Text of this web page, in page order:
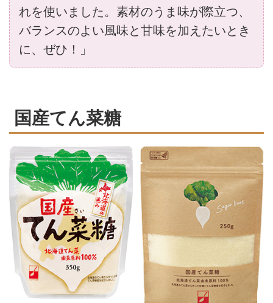
れを使いました。素材のうま味が際立つ、
バランスのよい風味と甘味を加えたいとき
に、ぜひ！」
国産てん菜糖